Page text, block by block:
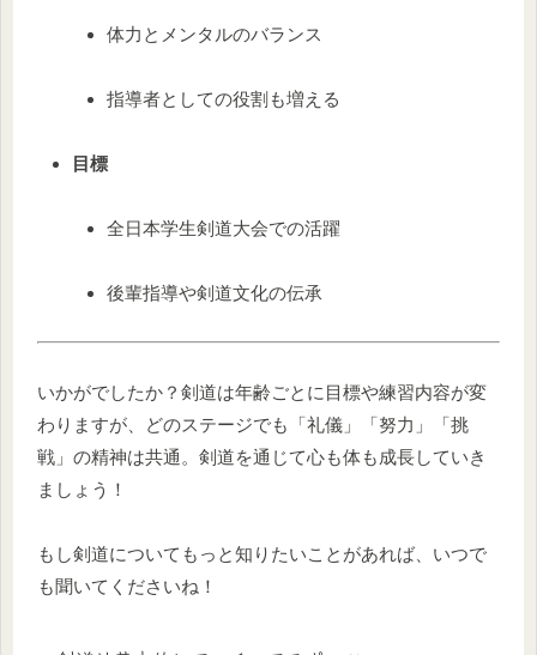
体力とメンタルのバランス
指導者としての役割も増える
目標
全日本学生剣道大会での活躍
後輩指導や剣道文化の伝承
いかがでしたか？剣道は年齢ごとに目標や練習内容が変
わりますが、どのステージでも「礼儀」「努力」「挑
戦」の精神は共通。剣道を通じて心も体も成長していき
ましょう！
もし剣道についてもっと知りたいことがあれば、いつで
も聞いてくださいね！